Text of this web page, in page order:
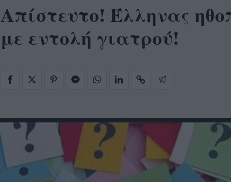
Απίστευτο! Έλληνας
με εντολή γιατρού!